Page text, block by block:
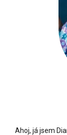
Ahoj, já jsem